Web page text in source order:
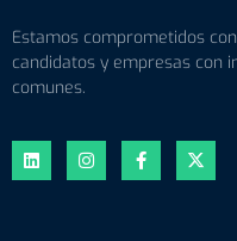
Estamos comprometidos
candidatos y empresas con
comunes.